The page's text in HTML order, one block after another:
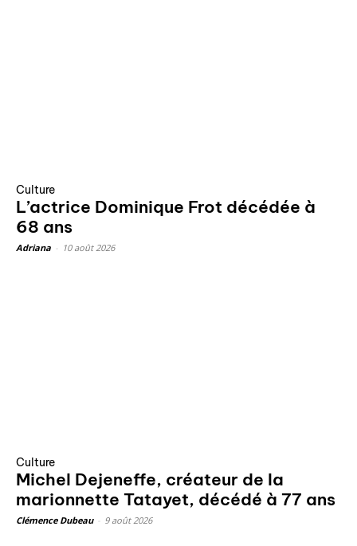
Culture
L’actrice Dominique Frot décédée à
68 ans
Adriana 10 août 2026
Culture
Michel Dejeneffe, créateur de la
marionnette Tatayet, décédé à 77 ans
Clémence Dubeau 9 août 2026